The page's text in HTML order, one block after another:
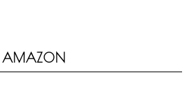
AMAZON